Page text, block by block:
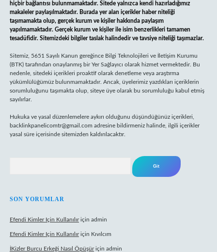
hiçbir bağlantısı bulunmamaktadır. Sitede yalnızca kendi hazırladığımız
makaleler paylaşılmaktadır. Burada yer alan içerikler haber niteliği
taşımamakta olup, gerçek kurum ve kişiler hakkında paylaşım
yapılmamaktadır. Gerçek kurum ve kişiler ile isim benzerlikleri tamamen
tesadüfidir. Sitemizdeki bilgiler taslak halindedir ve tavsiye niteliği taşımazlar.
Sitemiz, 5651 Sayılı Kanun gereğince Bilgi Teknolojileri ve İletişim Kurumu
(BTK) tarafından onaylanmış bir Yer Sağlayıcı olarak hizmet vermektedir. Bu
nedenle, sitedeki içerikleri proaktif olarak denetleme veya araştırma
yükümlülüğümüz bulunmamaktadır. Ancak, üyelerimiz yazdıkları içeriklerin
sorumluluğunu taşımakta olup, siteye üye olarak bu sorumluluğu kabul etmiş
sayılırlar.
Hukuka ve yasal düzenlemelere aykırı olduğunu düşündüğünüz içerikleri,
backlinkpanelicomtr@gmail.com adresine bildirmeniz halinde, ilgili içerikler
yasal süre içerisinde sitemizden kaldırılacaktır.
SON YORUMLAR
Efendi Kimler Için Kullanılıriçin admin
Efendi Kimler Için Kullanılıriçin Kıvılcım
İKizler Burcu Erkeği Nasıl Öpüşüriçin admin